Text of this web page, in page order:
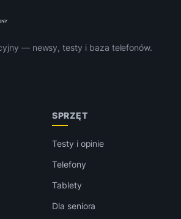
— newsy, testy i baza telefonów.
SPRZĘT
Testy i opinie
Telefony
Tablety
Dla seniora